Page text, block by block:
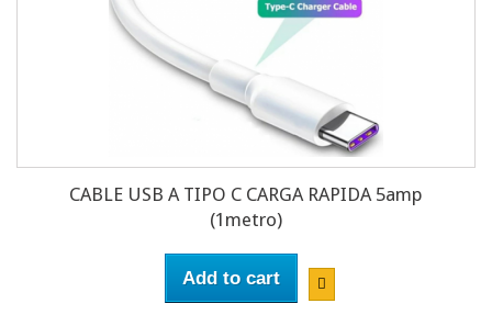
CABLE USB A TIPO C CARGA RAPIDA 5amp
(1metro)
Add to cart